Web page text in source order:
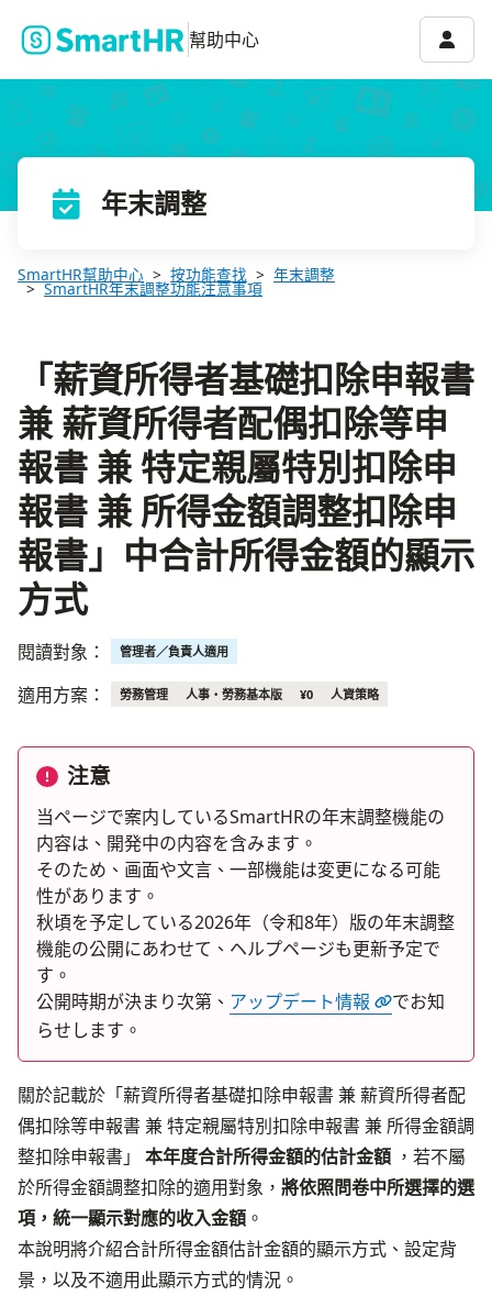
幫助中心 帳號
年末調整
SmartHR幫助中心 按功能查找 年末調整
SmartHR年末調整功能注意事項
「薪資所得者基礎扣除申報書
兼 薪資所得者配偶扣除等申
報書 兼 特定親屬特別扣除申
報書 兼 所得金額調整扣除申
報書」中合計所得金額的顯示
方式
閱讀對象： 管理者／負責人適用
適用方案： 勞務管理 人事・勞務基本版 ¥0 人資策略
注意
当ページで案内しているSmartHRの年末調整機能の
内容は、開発中の内容を含みます。
そのため、画面や文言、一部機能は変更になる可能
性があります。
秋頃を予定している2026年（令和8年）版の年末調整
機能の公開にあわせて、ヘルプページも更新予定で
す。
公開時期が決まり次第、 アップデート情報
でお知
らせします。
關於記載於「薪資所得者基礎扣除申報書 兼 薪資所得者配
偶扣除等申報書 兼 特定親屬特別扣除申報書 兼 所得金額調
整扣除申報書」 本年度合計所得金額的估計金額 ，若不屬
於所得金額調整扣除的適用對象， 將依照問卷中所選擇的選
項，統一顯示對應的收入金額 。
本說明將介紹合計所得金額估計金額的顯示方式、設定背
景，以及不適用此顯示方式的情況。